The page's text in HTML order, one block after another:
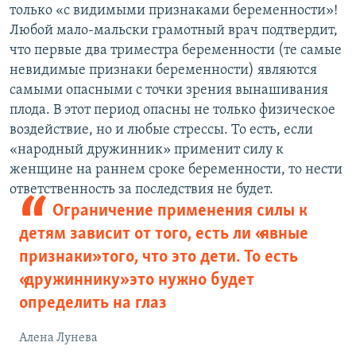
только «с видимыми признаками беременности»!
Любой мало-мальски грамотный врач подтвердит,
что первые два триместра беременности (те самые
невидимые признаки беременности) являются
самыми опасными с точки зрения вынашивания
плода. В этот период опасны не только физическое
воздействие, но и любые стрессы. То есть, если
«народный дружинник» применит силу к
женщине на раннем сроке беременности, то нести
ответственность за последствия не будет.
Ограничение применения силы к
детям зависит от того, есть ли «явные
признаки» того, что это дети. То есть
«дружиннику» это нужно будет
определить на глаз
Алена Лунева